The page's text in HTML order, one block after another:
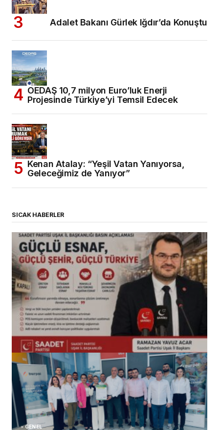
Adalet Bakanı Gürlek Iğdır’da Konuştu
OEDAŞ 10,7 milyon Euro’luk Enerji
Projesinde Türkiye’yi Temsil Edecek
Kenan Atalay: “Yeşil Vatan Yanıyorsa,
Geleceğimiz de Yanıyor”
SICAK HABERLER
(başlıksız)
Alaattin Karahan tarafından 14/07/2026
GENEL